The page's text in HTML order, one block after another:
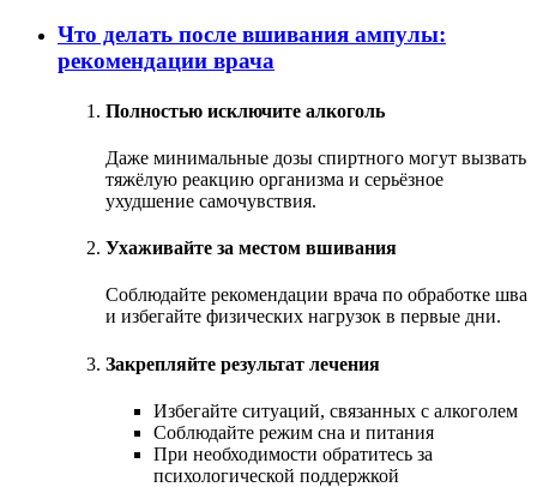
Что делать после вшивания ампулы:
рекомендации врача
Полностью исключите алкоголь
Даже минимальные дозы спиртного могут вызвать
тяжёлую реакцию организма и серьёзное
ухудшение самочувствия.
Ухаживайте за местом вшивания
Соблюдайте рекомендации врача по обработке шва
и избегайте физических нагрузок в первые дни.
Закрепляйте результат лечения
Избегайте ситуаций, связанных с алкоголем
Соблюдайте режим сна и питания
При необходимости обратитесь за
психологической поддержкой